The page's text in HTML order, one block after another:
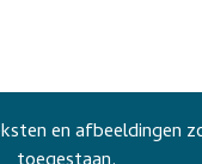
en afbeeldingen